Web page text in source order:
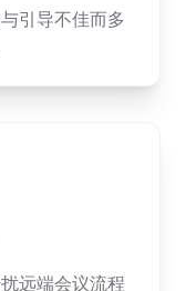
引导不佳而多
远端会议流程